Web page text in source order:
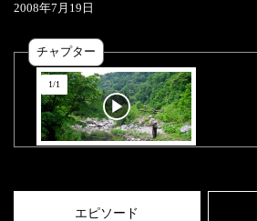
2008年7 月 19 日
チャプター
1/1
エピソード